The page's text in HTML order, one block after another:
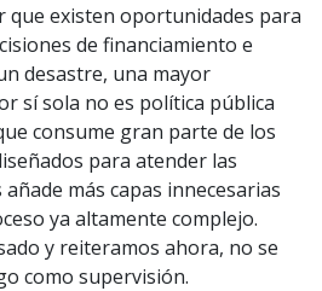
que existen oportunidades para
de financiamiento e
desastre, una mayor
sí sola no es política pública
consume gran parte de los
para atender las
añade más capas innecesarias
ya altamente complejo.
y reiteramos ahora, no se
como supervisión.